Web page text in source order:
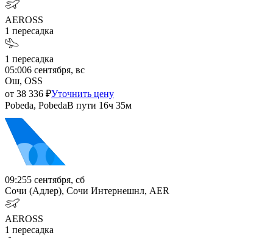
AEROSS
1 пересадка
1 пересадка
05:006 сентября, вс
Ош, OSS
от 38 336 ₽Уточнить цену
Pobeda, PobedaВ пути 16ч 35м
09:255 сентября, сб
Сочи (Адлер), Сочи Интернешнл, AER
AEROSS
1 пересадка